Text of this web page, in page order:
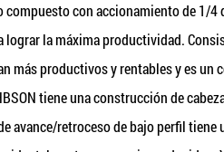
con accionamiento de 1/4
la máxima productividad.
más productivos y rentables y es un
tiene una construcción de
avance/retroceso de bajo perfil tiene